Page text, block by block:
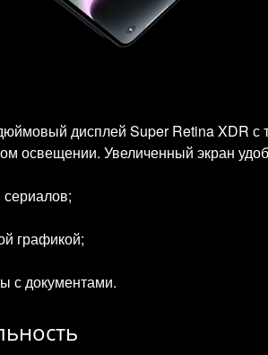
дисплей Super Retina XDR с
освещении. Увеличенный экран
графикой;
с документами.